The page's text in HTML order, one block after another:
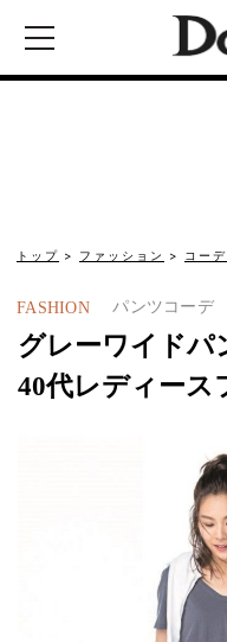
トップ ファッション コー
FASHION パンツコーデ
グレーワイドパ
40代レディース